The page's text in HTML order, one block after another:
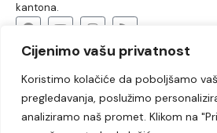
Cijenimo vašu privatnost
Koristimo kolačiće da poboljšamo
pregledavanja, poslužimo
analiziramo naš promet. Klikom na
kantona.
Lukavac Društvo Crna hronika
Kultura
Kolumne Slobodno